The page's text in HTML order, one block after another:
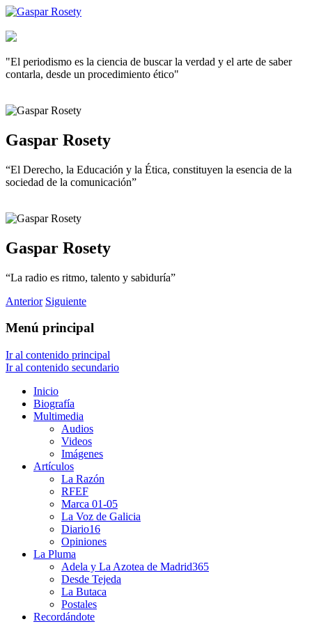
"El periodismo es la ciencia de buscar la verdad y el arte de saber
contarla, desde un procedimiento ético"
Gaspar Rosety
“El Derecho, la Educación y la Ética, constituyen la esencia de la
sociedad de la comunicación”
Gaspar Rosety
“La radio es ritmo, talento y sabiduría”
Anterior Siguiente
Menú principal
Ir al contenido principal
Ir al contenido secundario
Inicio
Biografía
Multimedia
Audios
Videos
Imágenes
Artículos
La Razón
RFEF
Marca 01-05
La Voz de Galicia
Diario16
Opiniones
La Pluma
Adela y La Azotea de Madrid365
Desde Tejeda
La Butaca
Postales
Recordándote